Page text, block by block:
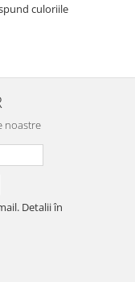
culoriile
noastre
Detalii în